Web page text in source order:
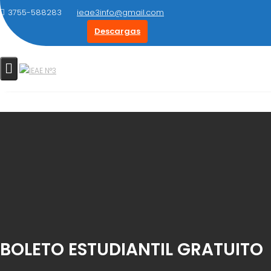
Saltar
al
contenido
3755-588283
ieae3info@gmail.com
Descargas
BOLETO ESTUDIANTIL GRATUITO